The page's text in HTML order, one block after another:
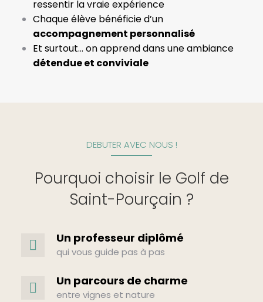
ressentir la vraie expérience
Chaque élève bénéficie d’un
accompagnement personnalisé
Et surtout… on apprend dans une ambiance
détendue et conviviale
DEBUTER AVEC NOUS !
Pourquoi choisir le Golf de
Saint-Pourçain ?
Un professeur diplômé
qui vous guide pas à pas
Un parcours de charme
entre vignes et nature